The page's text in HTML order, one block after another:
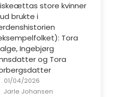
store kvinner
brukte i
Tora
Ingebjørg
og Tora
Posted on
01/04/2026
Author
Jarle Johansen